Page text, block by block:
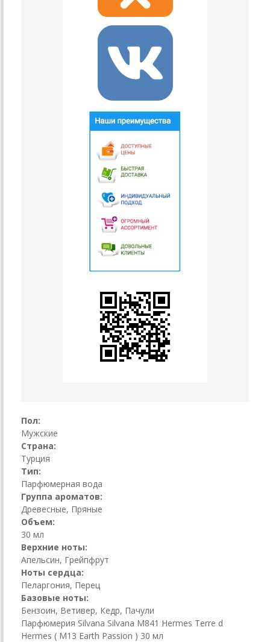
Пол:
Мужские
Страна:
Турция
Тип:
Парфюмерная вода
Группа ароматов:
Древесные, Пряные
Объем:
30 мл
Верхние ноты:
Апельсин, Грейпфрут
Ноты сердца:
Пеларгония, Перец
Базовые ноты:
Бензоин, Ветивер, Кедр, Пачули
Парфюмерия Silvana Silvana M841 Hermes Terre d
Hermes ( М13 Earth Passion ) 30 мл